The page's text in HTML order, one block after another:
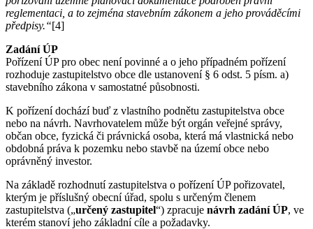
reglementaci, a to zejména stavebním zákonem a jeho prováděcími
předpisy.“[4]
Zadání ÚP
Pořízení ÚP pro obec není povinné a o jeho případném pořízení
rozhoduje zastupitelstvo obce dle ustanovení § 6 odst. 5 písm. a)
stavebního zákona v samostatné působnosti.
K pořízení dochází buď z vlastního podnětu zastupitelstva obce
nebo na návrh. Navrhovatelem může být orgán veřejné správy,
občan obce, fyzická či právnická osoba, která má vlastnická nebo
obdobná práva k pozemku nebo stavbě na území obce nebo
oprávněný investor.
Na základě rozhodnutí zastupitelstva o pořízení ÚP pořizovatel,
kterým je příslušný obecní úřad, spolu s určeným členem
zastupitelstva („určený zastupitel“) zpracuje návrh zadání ÚP, ve
kterém stanoví jeho základní cíle a požadavky.